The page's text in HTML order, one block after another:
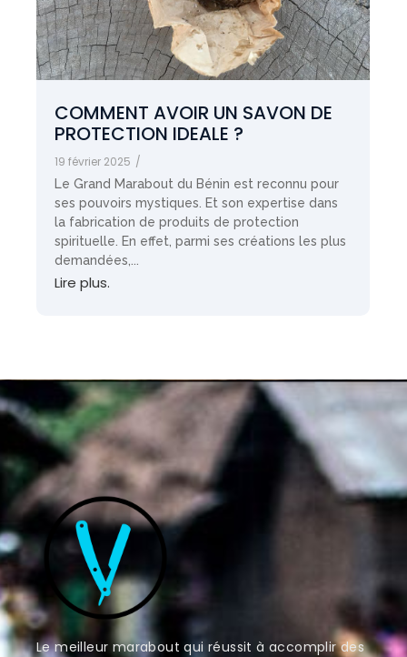
COMMENT AVOIR UN SAVON DE
PROTECTION IDEALE ?
19 février 2025 /
Le Grand Marabout du Bénin est reconnu pour
ses pouvoirs mystiques. Et son expertise dans
la fabrication de produits de protection
spirituelle. En effet, parmi ses créations les plus
demandées,...
Lire plus.
Le meilleur marabout qui réussit à accomplir des